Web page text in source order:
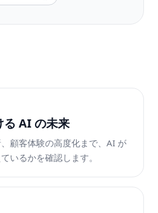
る AI の未来
顧客体験の高度化まで、AI が
いるかを確認します。